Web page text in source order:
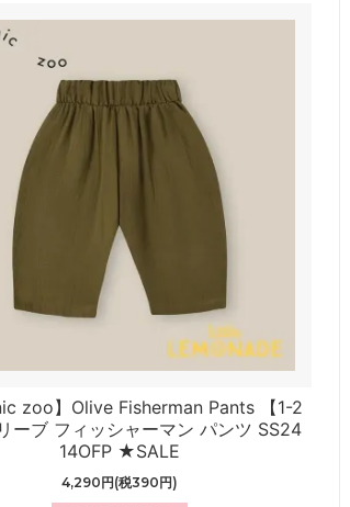
zoo】Olive Fisherman Pants 【1-2
ーブ フィッシャーマン パンツ SS24
14OFP ★SALE
4,290円(税390円)